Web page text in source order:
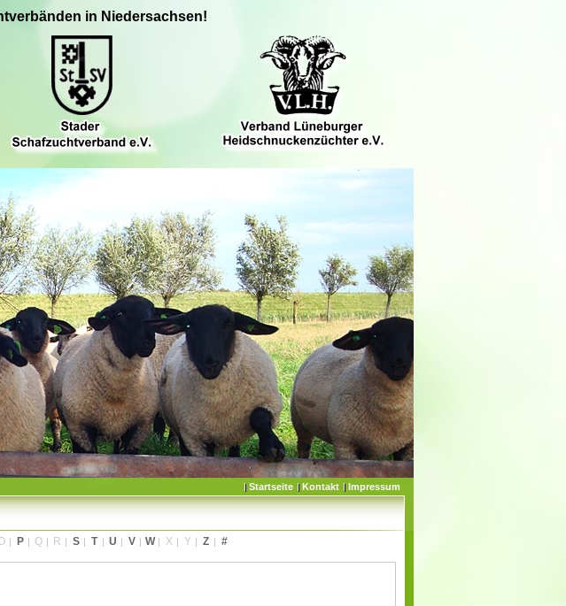
in Niedersachsen!
Impressum
Kontakt
Startseite
P Q R S T U V W X Y Z #